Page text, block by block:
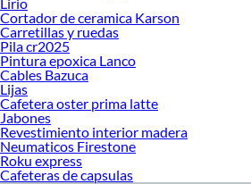
Cortador de ceramica Karson
Carretillas y ruedas
Pila cr2025
Pintura epoxica Lanco
Cables Bazuca
Lijas
Cafetera oster prima latte
Jabones
Revestimiento interior madera
Neumaticos Firestone
Roku express
Cafeteras de capsulas